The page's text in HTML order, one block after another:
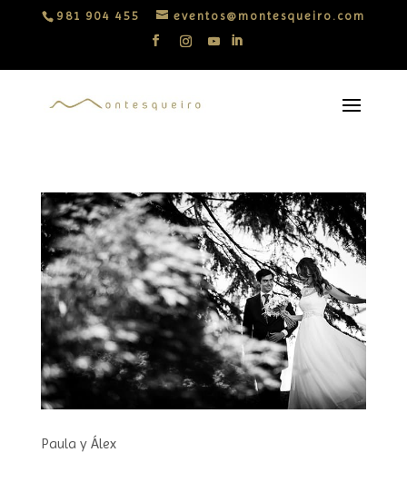
981 904 455 eventos@montesqueiro.com
Paula y Álex